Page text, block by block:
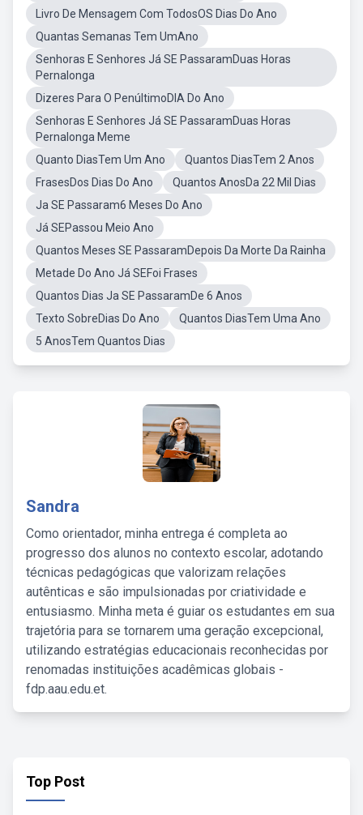
Livro De Mensagem Com TodosOS Dias Do Ano
Quantas Semanas Tem UmAno
Senhoras E Senhores Já SE PassaramDuas Horas
Pernalonga
Dizeres Para O PenúltimoDIA Do Ano
Senhoras E Senhores Já SE PassaramDuas Horas
Pernalonga Meme
Quanto DiasTem Um Ano
Quantos DiasTem 2 Anos
FrasesDos Dias Do Ano
Quantos AnosDa 22 Mil Dias
Ja SE Passaram6 Meses Do Ano
Já SEPassou Meio Ano
Quantos Meses SE PassaramDepois Da Morte Da Rainha
Metade Do Ano Já SEFoi Frases
Quantos Dias Ja SE PassaramDe 6 Anos
Texto SobreDias Do Ano
Quantos DiasTem Uma Ano
5 AnosTem Quantos Dias
Sandra
Como orientador, minha entrega é completa ao
progresso dos alunos no contexto escolar, adotando
técnicas pedagógicas que valorizam relações
autênticas e são impulsionadas por criatividade e
entusiasmo. Minha meta é guiar os estudantes em sua
trajetória para se tornarem uma geração excepcional,
utilizando estratégias educacionais reconhecidas por
renomadas instituições acadêmicas globais -
fdp.aau.edu.et.
Top Post